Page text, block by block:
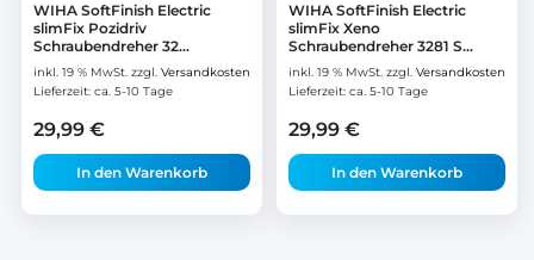
WIHA SoftFinish Electric
slimFix Pozidriv
Schraubendreher 32...
inkl. 19 % MwSt. zzgl. Versandkosten
Lieferzeit: ca. 5-10 Tage
29,99 €
In den Warenkorb
WIHA SoftFinish Electric
slimFix Xeno
Schraubendreher 3281 S...
inkl. 19 % MwSt. zzgl. Versandkosten
Lieferzeit: ca. 5-10 Tage
29,99 €
In den Warenkorb